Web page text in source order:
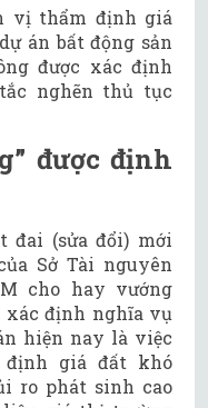
vị thẩm định giá
án bất động sản
được xác định
nghẽn thủ tục
được định
đai (sửa đổi) mới
Sở Tài nguyên
cho hay vướng
xác định nghĩa vụ
hiện nay là việc
giá đất khó
ro phát sinh cao